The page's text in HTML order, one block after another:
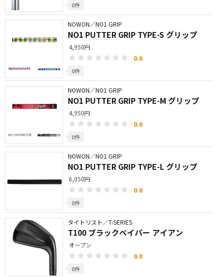
0件
NOWON／NO1 GRIP
NO1 PUTTER GRIP TYPE-S グリップ
4,950円
0.0
0件
NOWON／NO1 GRIP
NO1 PUTTER GRIP TYPE-M グリップ
4,950円
0.0
0件
NOWON／NO1 GRIP
NO1 PUTTER GRIP TYPE-L グリップ
6,050円
0.0
0件
タイトリスト／T-SERIES
T100 ブラックベイパー アイアン
オープン
0.0
0件